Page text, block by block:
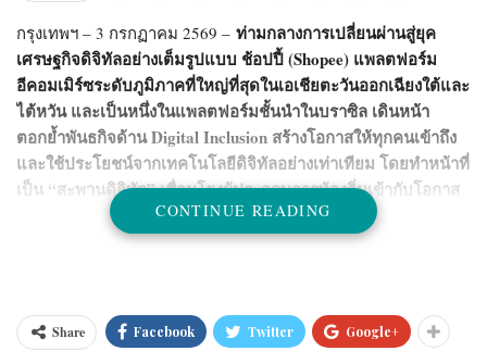
กรุงเทพฯ – 3 กรกฏาคม 2569 – ท่ามกลางการเปลี่ยนผ่านสู่ยุค
เศรษฐกิจดิจิทัลอย่างเต็มรูปแบบ ช้อปปี้ (Shopee) แพลตฟอร์ม
อีคอมเมิร์ซระดับภูมิภาคที่ใหญ่ที่สุดในเอเชียตะวันออกเฉียงใต้และ
ไต้หวัน และเป็นหนึ่งในแพลตฟอร์มชั้นนำในบราซิล เดินหน้า
ตอกย้ำพันธกิจด้าน Digital Inclusion สร้างโอกาสให้ทุกคนเข้าถึง
และใช้ประโยชน์จากเทคโนโลยีดิจิทัลอย่างเท่าเทียม โดยทำหน้าที่
เป็น “สะพานดิจิทัล” เชื่อมโยงผู้ประกอบการท้องถิ่นเข้ากับโอกาส
บนโลกออนไลน์ทั้งในประเทศและระดับภูมิภาคตลอดระยะเวลา
กว่า 1 ทศวรรษที่ผ่านมา
แพลตฟอร์มฯ ได้เข้าพบนายอนุทิน ชาญวีรกูล นายกรัฐมนตรีและ
รัฐมนตรีว่าการกระทรวงมหาดไทยเพื่อหารือถึงแนวทางการ
CONTINUE READING
Share Facebook Twitter Google+